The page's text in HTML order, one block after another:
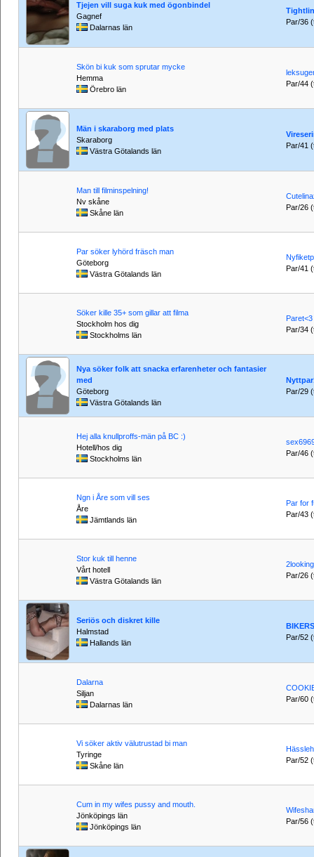
Tjejen vill suga kuk med ögonbindel
Gagnef
Dalarnas län
Par/36
Skön bi kuk som sprutar mycke
Hemma
Örebro län
Par/44
Män i skaraborg med plats
Skaraborg
Västra Götalands län
Par/41
Man till filminspelning!
Nv skåne
Skåne län
Par/26
Par söker lyhörd fräsch man
Göteborg
Västra Götalands län
Par/41
Söker kille 35+ som gillar att filma
Stockholm hos dig
Stockholms län
Paret<3
Par/34
Nya söker folk att snacka erfarenheter och fantasier
med
Göteborg
Västra Götalands län
Par/29
Hej alla knullproffs-män på BC :)
Hotell/hos dig
Stockholms län
Par/46
Ngn i Åre som vill ses
Åre
Jämtlands län
Par for
Par/43
Stor kuk till henne
Vårt hotell
Västra Götalands län
Par/26
Seriös och diskret kille
Halmstad
Hallands län
Par/52
Dalarna
Siljan
Dalarnas län
Par/60
Vi söker aktiv välutrustad bi man
Tyringe
Skåne län
Par/52
Cum in my wifes pussy and mouth.
Jönköpings län
Jönköpings län
Par/56